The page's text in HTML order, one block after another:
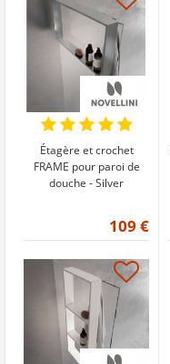
Étagère et crochet
FRAME pour paroi de
douche - Silver
109 €